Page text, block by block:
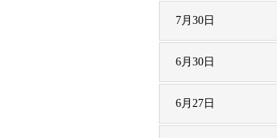
7月30日
6月30日
6月27日